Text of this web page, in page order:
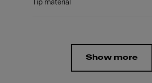
Tip material
Show more